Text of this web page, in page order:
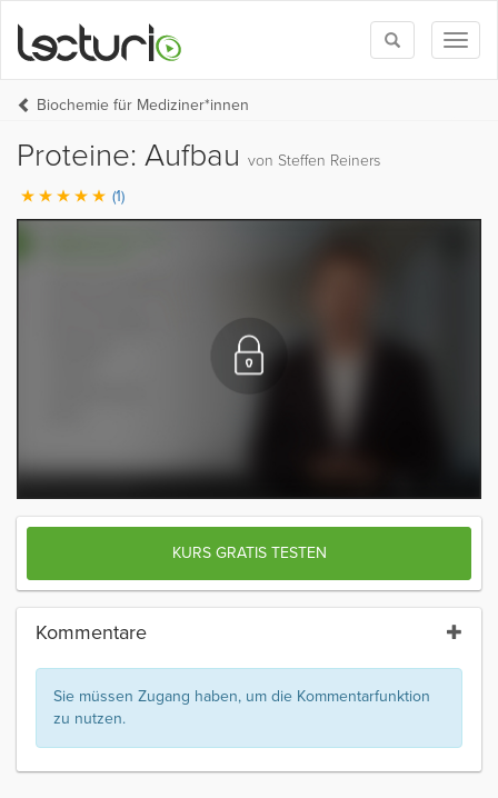
Toggle
search
Biochemie für Mediziner*innen
Proteine: Aufbau von Steffen Reiners
(1)
KURS GRATIS TESTEN
Kommentare
Sie müssen Zugang haben, um die Kommentarfunktion
zu nutzen.